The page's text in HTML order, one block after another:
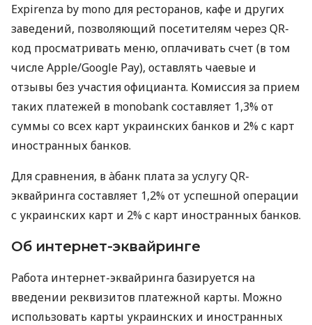
Expirenza by mono для ресторанов, кафе и других
заведений, позволяющий посетителям через QR-
код просматривать меню, оплачивать счет (в том
числе Apple/Google Pay), оставлять чаевые и
отзывы без участия официанта. Комиссия за прием
таких платежей в monobank составляет 1,3% от
суммы со всех карт украинских банков и 2% с карт
иностранных банков.
Для сравнения, в àбанк плата за услугу QR-
эквайринга составляет 1,2% от успешной операции
с украинских карт и 2% с карт иностранных банков.
Об интернет-эквайринге
Работа интернет-эквайринга базируется на
введении реквизитов платежной карты. Можно
использовать карты украинских и иностранных